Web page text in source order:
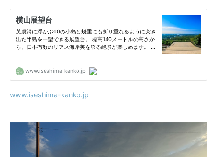
www.iseshima-kanko.jp